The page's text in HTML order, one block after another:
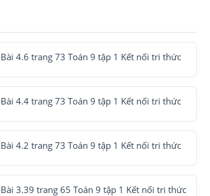
Bài 4.6 trang 73 Toán 9 tập 1 Kết nối tri thức
Bài 4.4 trang 73 Toán 9 tập 1 Kết nối tri thức
Bài 4.2 trang 73 Toán 9 tập 1 Kết nối tri thức
Bài 3.39 trang 65 Toán 9 tập 1 Kết nối tri thức